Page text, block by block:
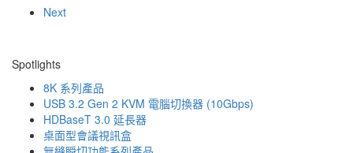
Next
Spotlights
8K 系列產品
USB 3.2 Gen 2 KVM 電腦切換器 (10Gbps)
HDBaseT 3.0 延長器
桌面型會議視訊盒